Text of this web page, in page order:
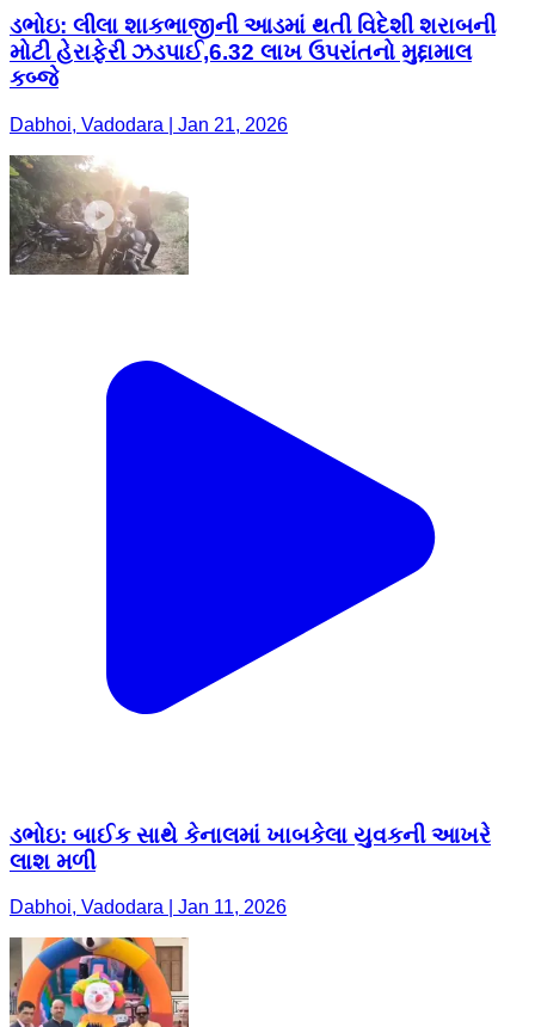
ડભોઇ: લીલા શાકભાજીની આડમાં થતી વિદેશી શરાબની
મોટી હેરાફેરી ઝડપાઈ,6.32 લાખ ઉપરાંતનો મુદ્દામાલ
કબ્જે
Dabhoi, Vadodara | Jan 21, 2026
ડભોઇ: બાઈક સાથે કેનાલમાં ખાબકેલા યુવકની આખરે
લાશ મળી
Dabhoi, Vadodara | Jan 11, 2026